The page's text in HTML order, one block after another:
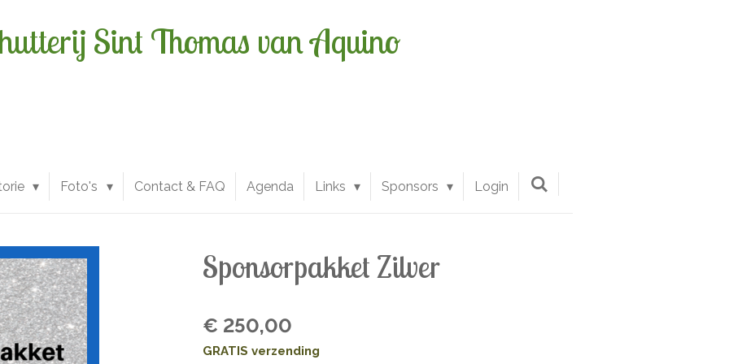
Sint Thomas van Aquino
Foto's Contact & FAQ Agenda Links Sponsors Login
Sponsorpakket Zilver
€ 250,00
GRATIS verzending